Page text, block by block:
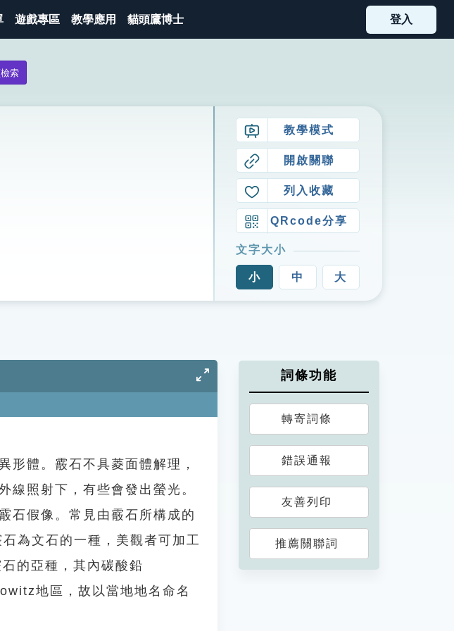
遊戲專區 教學應用 貓頭鷹博士 登入
索
教學模式
開啟關聯
列入收藏
QRcode分享
文字大小
小 中 大
形體。霰石不具菱面體解理，
線照射下，有些會發出螢光。
石假像。常見由霰石所構成的
為文石的一種，美觀者可加工
的亞種，其內碳酸鉛
地區，故以當地地名命名
詞條功能
轉寄詞條
錯誤通報
友善列印
推薦關聯詞